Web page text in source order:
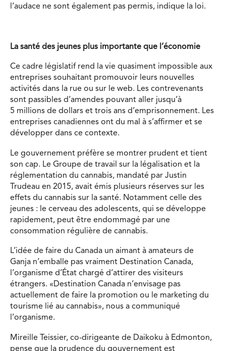
l’audace ne sont également pas permis, indique la loi.
La santé des jeunes plus importante que l’économie
Ce cadre législatif rend la vie quasiment impossible aux
entreprises souhaitant promouvoir leurs nouvelles
activités dans la rue ou sur le web. Les contrevenants
sont passibles d’amendes pouvant aller jusqu’à
5 millions de dollars et trois ans d’emprisonnement. Les
entreprises canadiennes ont du mal à s’affirmer et se
développer dans ce contexte.
Le gouvernement préfère se montrer prudent et tient
son cap. Le Groupe de travail sur la légalisation et la
réglementation du cannabis, mandaté par Justin
Trudeau en 2015, avait émis plusieurs réserves sur les
effets du cannabis sur la santé. Notamment celle des
jeunes : le cerveau des adolescents, qui se développe
rapidement, peut être endommagé par une
consommation régulière de cannabis.
L’idée de faire du Canada un aimant à amateurs de
Ganja n’emballe pas vraiment Destination Canada,
l’organisme d’État chargé d’attirer des visiteurs
étrangers. «Destination Canada n’envisage pas
actuellement de faire la promotion ou le marketing du
tourisme lié au cannabis», nous a communiqué
l’organisme.
Mireille Teissier, co-dirigeante de Daikoku à Edmonton,
pense que la prudence du gouvernement est